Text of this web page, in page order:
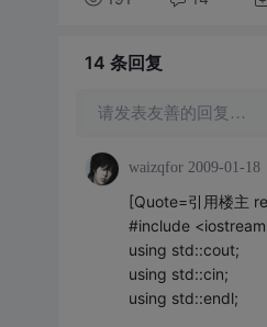
14 条回复
请发表友善的回复…
waizqfor 2009-01-18
[Quote=引用楼主
#include
using std::cout;
using std::cin;
using std::endl;